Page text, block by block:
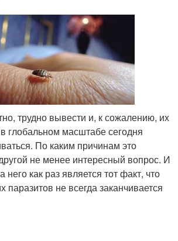
трудно вывести и, к сожалению, их
глобальном масштабе сегодня
По каким причинам это
не менее интересный вопрос. И
него как раз является тот факт, что
паразитов не всегда заканчивается